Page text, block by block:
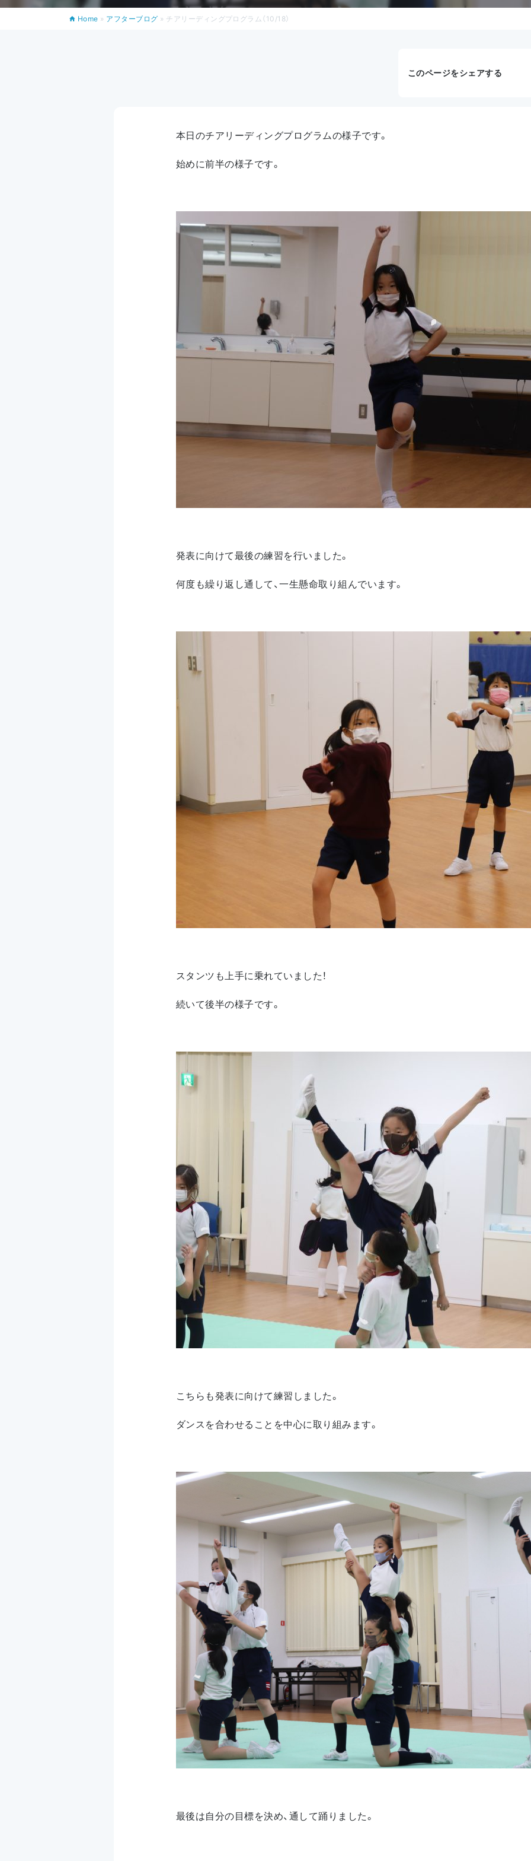
Home » アフターブログ » チアリーディングプログラム（10/18）
このページをシェアする
本日のチアリーディングプログラムの様子です。
始めに前半の様子です。
発表に向けて最後の練習を行いました。
何度も繰り返し通して、一生懸命取り組んでいます。
スタンツも上手に乗れていました！
続いて後半の様子です。
こちらも発表に向けて練習しました。
ダンスを合わせることを中心に取り組みます。
最後は自分の目標を決め、通して踊りました。